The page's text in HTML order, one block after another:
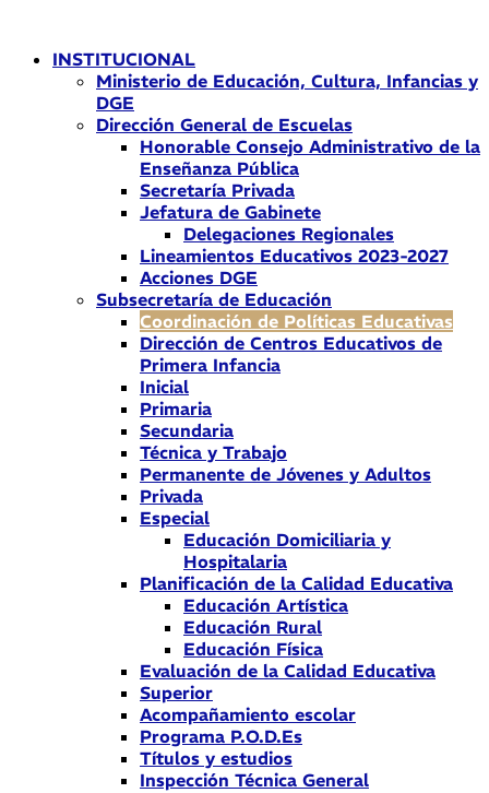
contenidoINSTITUCIONAL
Ministerio de Educación, Cultura, Infancias y
DGE
Dirección General de Escuelas
Honorable Consejo Administrativo de la
Enseñanza Pública
Secretaría Privada
Jefatura de Gabinete
Delegaciones Regionales
Lineamientos Educativos 2023-2027
Acciones DGE
Subsecretaría de Educación
Coordinación de Políticas Educativas
Dirección de Centros Educativos de
Primera Infancia
Inicial
Primaria
Secundaria
Técnica y Trabajo
Permanente de Jóvenes y Adultos
Privada
Especial
Educación Domiciliaria y
Hospitalaria
Planificación de la Calidad Educativa
Educación Artística
Educación Rural
Educación Física
Evaluación de la Calidad Educativa
Superior
Acompañamiento escolar
Programa P.O.D.Es
Títulos y estudios
Inspección Técnica General